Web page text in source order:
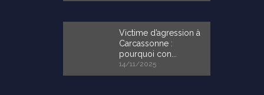
Victime d’agression à
Carcassonne :
pourquoi con...
14/11/2025